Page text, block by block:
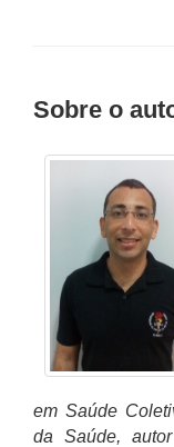
Sobre o
em Saúde
da Saúde,